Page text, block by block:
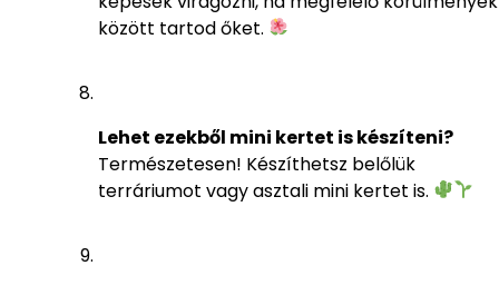
között tartod őket.
Lehet ezekből mini kertet is készíteni?
Természetesen! Készíthetsz belőlük
terráriumot vagy asztali mini kertet is.